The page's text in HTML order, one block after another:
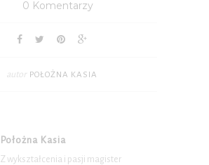
0 Komentarzy
autor POŁOŻNA KASIA
Położna Kasia
Z wykształcenia i pasji magister